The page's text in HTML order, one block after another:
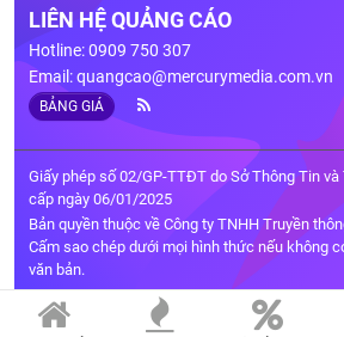
LIÊN HỆ QUẢNG CÁO
Hotline: 0909 750 307
Email:quangcao@mercurymedia.com.vn
BẢNG GIÁ
Giấy phép số 02/GP-TTĐT do Sở Thông Tin và
cấp ngày 06/01/2025
Bản quyền thuộc về Công ty TNHH Truyền
Cấm sao chép dưới mọi hình thức nếu không
văn bản.